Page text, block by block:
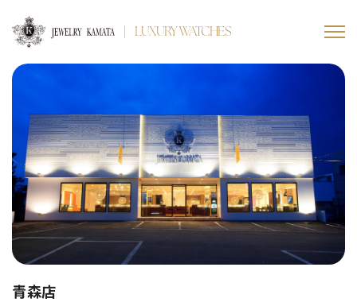
LUXURY WATCHES
青森店